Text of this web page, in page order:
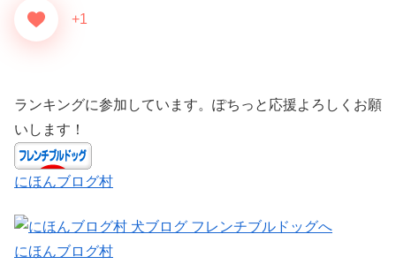
+1
ランキングに参加しています。ぽちっと応援よろしくお願
いします！
にほんブログ村
にほんブログ村